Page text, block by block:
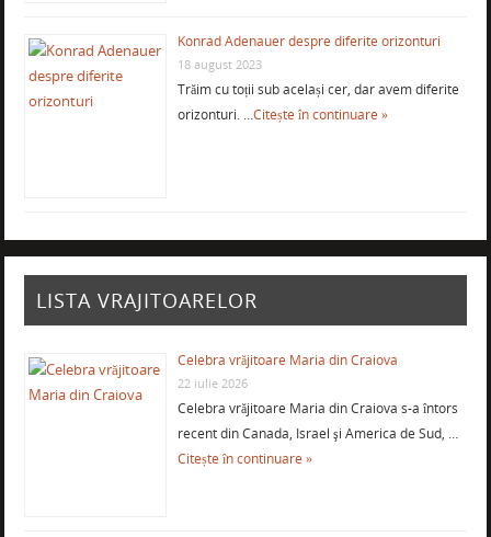
Konrad Adenauer despre diferite orizonturi
18 august 2023
Trăim cu toții sub același cer, dar avem diferite
orizonturi. …Citește în continuare »
LISTA VRAJITOARELOR
Celebra vrăjitoare Maria din Craiova
22 iulie 2026
Celebra vrăjitoare Maria din Craiova s-a întors
recent din Canada, Israel şi America de Sud, …
Citește în continuare »